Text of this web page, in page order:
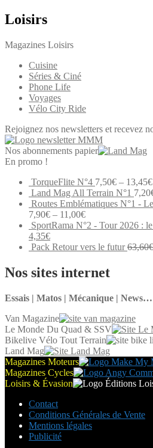
Loisirs
Magazines Loisirs
Cuisine
Séries & Ciné
Phone Life
Voyages
Vélo City Ride
Rejoignez nos newsletters et recevez
Nos abonnements papier
En promo !
TorqueFlite N°4 7,50€ – 13,45€
Land Mag All Terrain N°1 7,20
Routes Emblématiques N°1 -
7,90€ – 11,00€
SportRama N°2 - Tour 2026 :
Le
prix
était :
5,95€.
4,35€Le
prix
est :
4,35€.
Pack Retour vers le futur 63,60€
Nos sites internet
Essais | Matos | Mécanique | News…
Van Magazine
Le Monde Du Quad & SSV
Bikelive Vélo Tout Terrain
Land Mag
Magazines Moteurs
Magazines Cycles
Loisirs & Évasion
Contact
Conditions Générales de Vente
Mentions légales
Publicité